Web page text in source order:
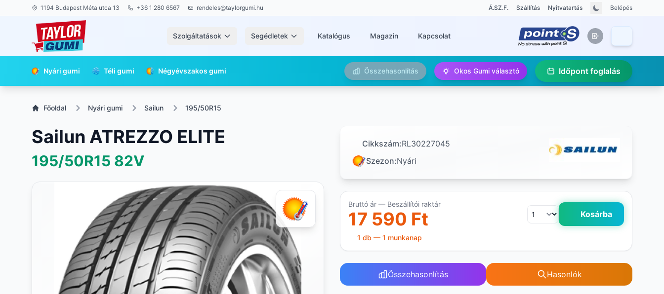
1194 Budapest Méta utca 13 +36 1 280 6567 rendeles@taylorgumi.hu Á.SZ.F. Szállítás Nyitvatartás Belépés
Szolgáltatások Segédletek Katalógus Magazin Kapcsolat
Nyári gumi Téli gumi Négyévszakos gumi Összehasonlítás Okos Gumi választó Időpont foglalás
Főoldal Nyári gumi Sailun 195/50R15
Sailun ATREZZO ELITE
195/50R15 82V
Cikkszám:RL30227045
Szezon:Nyári
Bruttó ár — Beszállítói raktár
17 590 Ft Kosárba
1 db — 1 munkanap
Összehasonlítás Hasonlók